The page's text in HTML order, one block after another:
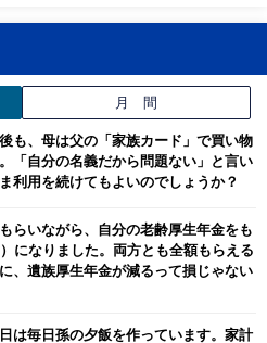
月 間
も、母は父の「家族カード」で買い物
「自分の名義だから問題ない」と言い
利用を続けてもよいのでしょうか？
らいながら、自分の老齢厚生年金をも
になりました。両方とも全額もらえる
、遺族厚生年金が減るって損じゃない
は毎日孫の夕飯を作っています。家計